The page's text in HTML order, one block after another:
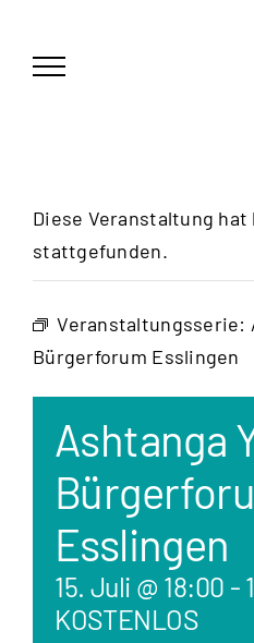
springen
Diese Veranstaltung
stattgefunden.
Veranstaltungsserie:
Bürgerforum Esslingen
Ashtanga
Esslingen
15. Juli @ 18:00 -
KOSTENLOS